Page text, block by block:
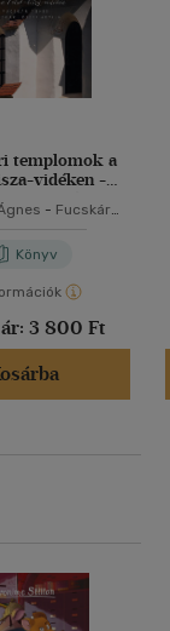
templomok a
vidéken -
örökség
- Fucskár
Könyv
3 800 Ft